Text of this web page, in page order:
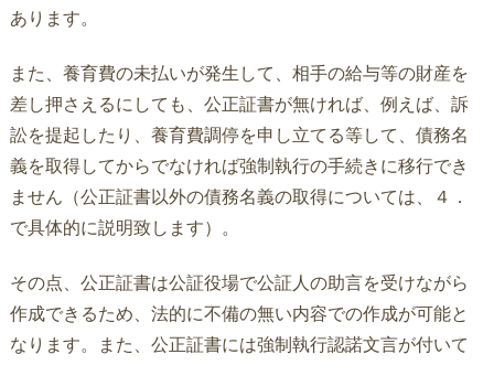
あります。
また、養育費の未払いが発生して、相手の給与等の財産を
差し押さえるにしても、公正証書が無ければ、例えば、訴
訟を提起したり、養育費調停を申し立てる等して、債務名
義を取得してからでなければ強制執行の手続きに移行でき
ません（公正証書以外の債務名義の取得については、４．
で具体的に説明致します）。
その点、公正証書は公証役場で公証人の助言を受けながら
作成できるため、法的に不備の無い内容での作成が可能と
なります。また、公正証書には強制執行認諾文言が付いて